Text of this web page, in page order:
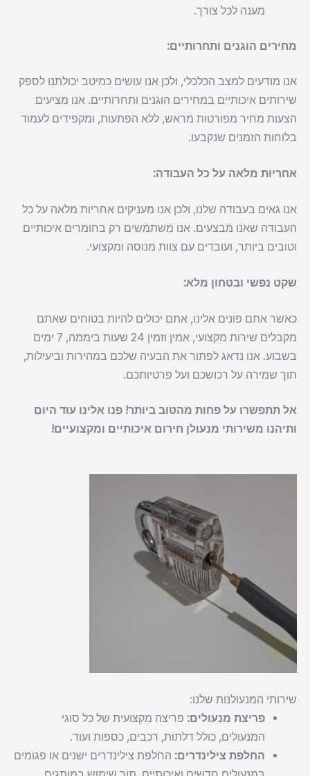
מענה לכל צורך.
מחירים הוגנים ותחרותיים:
אנו מודעים למצב הכלכלי, ולכן אנו עושים כמיטב יכולתנו לספק
שירותים איכותיים במחירים הוגנים ותחרותיים. אנו מציעים
הצעות מחיר מפורטות מראש, ללא הפתעות, ומקפידים לעמוד
בלוחות הזמנים שנקבעו.
אחריות מלאה על כל העבודה:
אנו גאים בעבודה שלנו, ולכן אנו מעניקים אחריות מלאה על כל
העבודה שאנו מבצעים. אנו משתמשים רק בחומרים איכותיים
וטובים ביותר, ועובדים עם צוות מנוסה ומקצועי.
שקט נפשי ובטחון מלא:
כאשר אתם פונים אלינו, אתם יכולים להיות בטוחים שאתם
מקבלים שירות מקצועי, אמין וזמין 24 שעות ביממה, 7 ימים
בשבוע. אנו נדאג לפתור את הבעיה שלכם במהירות וביעילות,
תוך שמירה על רכושכם ועל פרטיותכם.
אל תתפשרו על פחות מהטוב ביותר! פנו אלינו עוד היום
ותיהנו משירותי מנעולן חירום איכותיים ומקצועיים!
שירותי המנעולנות שלנו:
פריצת מנעולים: פריצה מקצועית של כל סוגי
המנעולים, כולל דלתות, רכבים, כספות ועוד.
החלפת צילינדרים: החלפת צילינדרים ישנים או פגומים